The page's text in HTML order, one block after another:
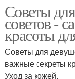
Советы
советов -
красоты
Советы для
важные секреты
Уход за кожей.